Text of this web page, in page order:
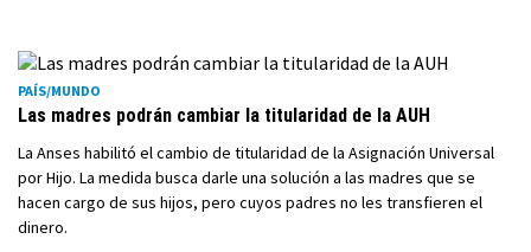
PAÍS/MUNDO
Las madres podrán cambiar la titularidad de la AUH
La Anses habilitó el cambio de titularidad de la Asignación Universal
por Hijo. La medida busca darle una solución a las madres que se
hacen cargo de sus hijos, pero cuyos padres no les transfieren el
dinero.